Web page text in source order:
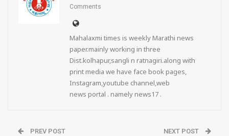
Comments
Mahalaxmi times is weekly Marathi news
paper.mainly working in three
Dist.kolhapur,sangli n ratnagiri.along with
print media we have face book pages,
Instagram,youtube channel,web
news portal . namely news17 .
PREV POST NEXT POST